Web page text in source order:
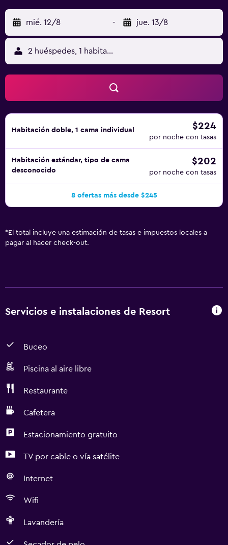
ocio y esparcimiento en este hotel incluyen una piscina al
aire libre. Se pueden practicar las actividades de ocio y
esparcimiento que se indican más abajo en las
instalaciones o cerca del alojamiento (es posible que se
aplique un recargo).
mié. 12/8 - jue. 13/8
2 huéspedes, 1 habitación
Habitación doble, 1 cama individual $224
por noche con tasas
Habitación estándar, tipo de cama
desconocido
$202
por noche con tasas
8 ofertas más desde $245
* El total incluye una estimación de tasas e impuestos locales a
pagar al hacer check-out.
Servicios e instalaciones de Resort
Buceo
Piscina al aire libre
Restaurante
Cafetera
Estacionamiento gratuito
TV por cable o vía satélite
Internet
Wifi
Lavandería